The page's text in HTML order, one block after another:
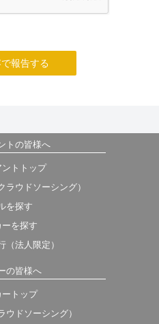
で報告する
トの皆様へ
ントトップ
ラウドソーシング）
を探す
ーを探す
（法人限定）
の皆様へ
ートップ
ウドソーシング）